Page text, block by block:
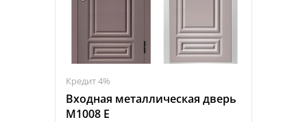
Кредит 4%
Входная металлическая дверь
М1008 E